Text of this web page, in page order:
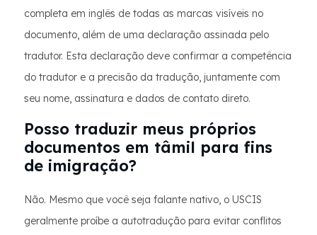
completa em inglês de todas as marcas visíveis no
documento, além de uma declaração assinada pelo
tradutor. Esta declaração deve confirmar a competência
do tradutor e a precisão da tradução, juntamente com
seu nome, assinatura e dados de contato direto.
Posso traduzir meus próprios
documentos em tâmil para fins
de imigração?
Não. Mesmo que você seja falante nativo, o USCIS
geralmente proíbe a autotradução para evitar conflitos